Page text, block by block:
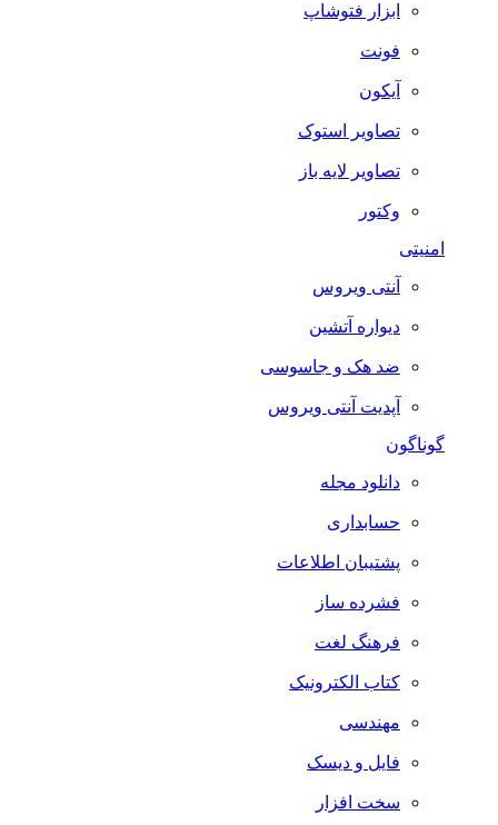
ابزار فتوشاپ
فونت
آیکون
تصاویر استوک
تصاویر لایه باز
وکتور
امنیتی
آنتی ویروس
دیواره آتشین
ضد هک و جاسوسی
آپدیت آنتی ویروس
گوناگون
دانلود مجله
حسابداری
پشتیبان اطلاعات
فشرده ساز
فرهنگ لغت
کتاب الکترونیک
مهندسی
فایل و دیسک
سخت افزار